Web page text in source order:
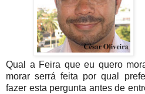
Qual a Feira que eu quero
morar serrá feita por qual
fazer esta pergunta antes de